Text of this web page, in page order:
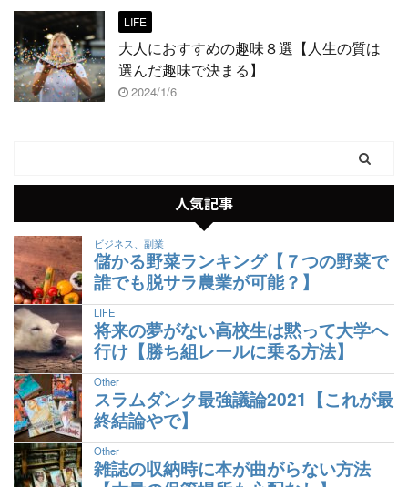
LIFE
大人におすすめの趣味８選【人生の質は
選んだ趣味で決まる】
2024/1/6
人気記事
ビジネス、副業
儲かる野菜ランキング【７つの野菜で
誰でも脱サラ農業が可能？】
LIFE
将来の夢がない高校生は黙って大学へ
行け【勝ち組レールに乗る方法】
Other
スラムダンク最強議論2021【これが最
終結論やで】
Other
雑誌の収納時に本が曲がらない方法